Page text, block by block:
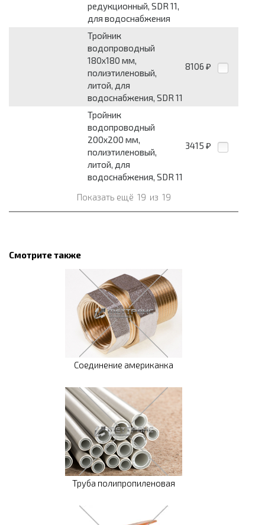
редукционный, SDR 11,
для водоснабжения
Тройник
водопроводный
180x180 мм,
полиэтиленовый,
литой, для
водоснабжения, SDR 11
8106 ₽
Тройник
водопроводный
200x200 мм,
полиэтиленовый,
литой, для
водоснабжения, SDR 11
3415 ₽
Показать ещё 19 из 19
Смотрите также
Соединение американка
Труба полипропиленовая